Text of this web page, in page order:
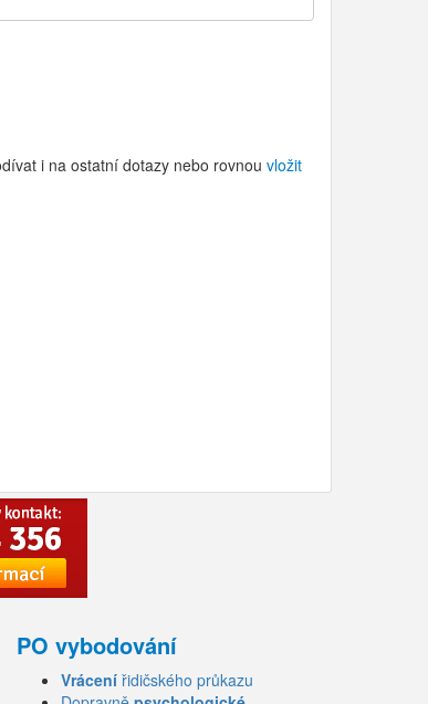
i na ostatní dotazy nebo rovnou vložit
PO vybodování
Vrácení řidičského průkazu